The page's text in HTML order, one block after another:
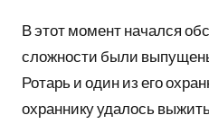
В этот момент начался
сложности были
Ротарь и один из его
охраннику удалось